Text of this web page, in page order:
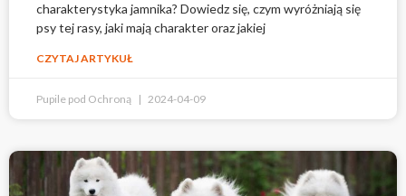
charakterystyka jamnika? Dowiedz się, czym wyróżniają się
psy tej rasy, jaki mają charakter oraz jakiej
CZYTAJ ARTYKUŁ
Pupile pod Ochroną 2024-04-09